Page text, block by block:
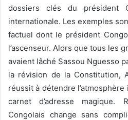
dossiers clés du président
internationale. Les exemples
factuel dont le président
l’ascenseur. Alors que tous les
avaient lâché Sassou Nguesso
la révision de la Constitution,
réussit à détendre
carnet d’adresse magique.
Congolais change sans